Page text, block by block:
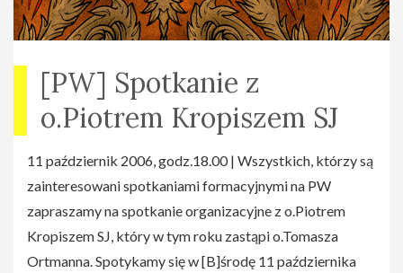
[PW] Spotkanie z
o.Piotrem Kropiszem SJ
11 październik 2006, godz.18.00 | Wszystkich, którzy są
zainteresowani spotkaniami formacyjnymi na PW
zapraszamy na spotkanie organizacyjne z o.Piotrem
Kropiszem SJ, który w tym roku zastąpi o.Tomasza
Ortmanna. Spotykamy się w [B]środę 11 października